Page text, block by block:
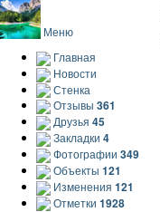
Меню
Главная
Новости
Стенка
Отзывы 361
Друзья 45
Закладки 4
Фотографии 349
Объекты 121
Изменения 121
Отметки 1928